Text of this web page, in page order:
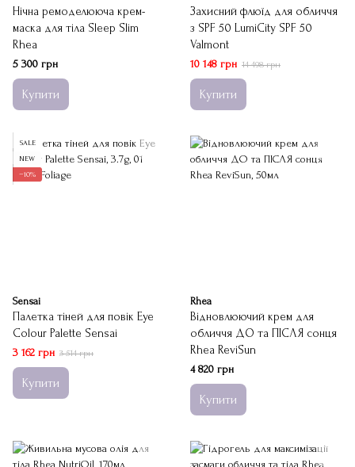
Нічна ремоделююча крем-
маска для тіла Sleep Slim
Rhea
5 300 грн
Купити
Захисний флюїд для обличчя
з SPF 50 LumiCity SPF 50
Valmont
10 148 грн 14 498 грн
Купити
SALE
NEW
−10%
Sensai
Палетка тіней для повік Eye
Colour Palette Sensai
3 162 грн 3 514 грн
Купити
Rhea
Відновлюючий крем для
обличчя ДО та ПІСЛЯ сонця
Rhea ReviSun
4 820 грн
Купити